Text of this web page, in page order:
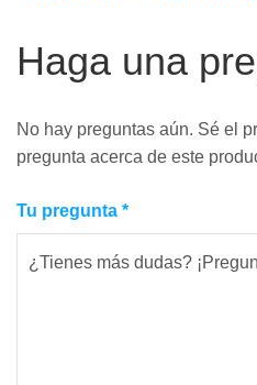
Haga una
No hay preguntas aún. Sé el
pregunta acerca de este
Tu pregunta *